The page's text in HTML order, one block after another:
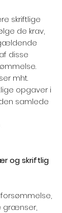
skriftlige
de krav,
disse
mht.
opgaver i
samlede
og skriftlig
grænser,